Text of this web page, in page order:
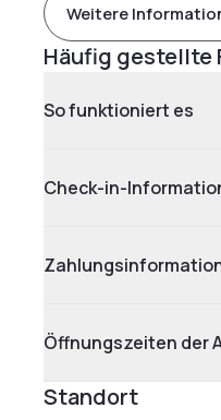
Weitere
Häufig gestellte
So funktioniert es
Check-in-
Öffnungszeiten der
Standort